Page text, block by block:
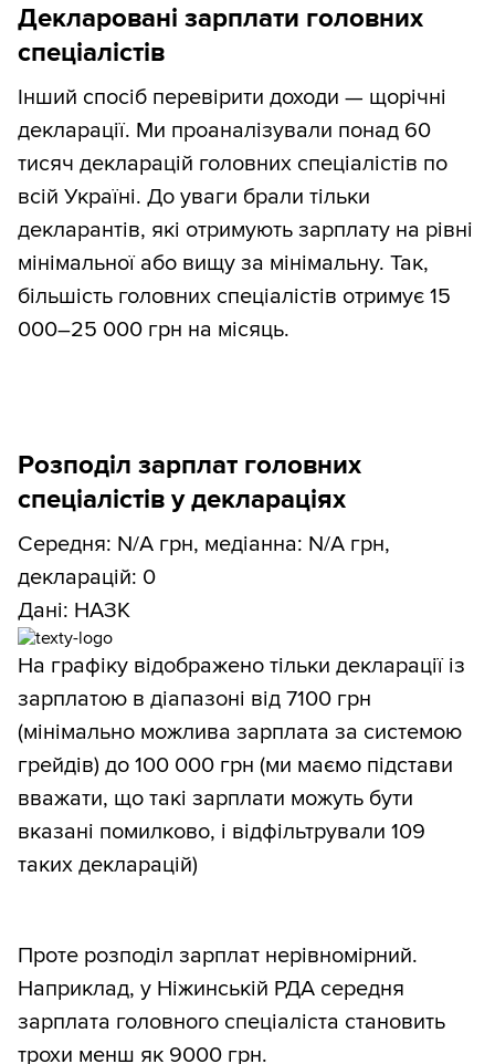
Декларовані зарплати головних
спеціалістів
Інший спосіб перевірити доходи — щорічні
декларації. Ми проаналізували понад 60
тисяч декларацій головних спеціалістів по
всій Україні. До уваги брали тільки
декларантів, які отримують зарплату на рівні
мінімальної або вищу за мінімальну. Так,
більшість головних спеціалістів отримує 15
000–25 000 грн на місяць.
Розподіл зарплат головних
спеціалістів у деклараціях
Середня: N/A грн, медіанна: N/A грн,
декларацій: 0
Дані: НАЗК
На графіку відображено тільки декларації із
зарплатою в діапазоні від 7100 грн
(мінімально можлива зарплата за системою
грейдів) до 100 000 грн (ми маємо підстави
вважати, що такі зарплати можуть бути
вказані помилково, і відфільтрували 109
таких декларацій)
Проте розподіл зарплат нерівномірний.
Наприклад, у Ніжинській РДА середня
зарплата головного спеціаліста становить
трохи менш як 9000 грн.